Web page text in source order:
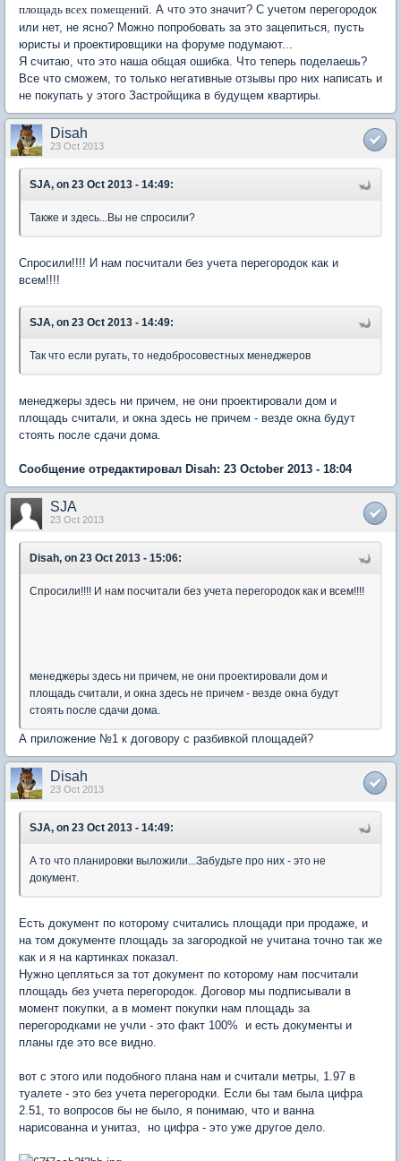
площадь всех помещений. А что это значит? С учетом перегородок
или нет, не ясно? Можно попробовать за это зацепиться, пусть
юристы и проектировщики на форуме подумают...
Я считаю, что это наша общая ошибка. Что теперь поделаешь?
Все что сможем, то только негативные отзывы про них написать и
не покупать у этого Застройщика в будущем квартиры.
Disah
23 Oct 2013
SJA, on 23 Oct 2013 - 14:49:
Также и здесь...Вы не спросили?
Спросили!!!! И нам посчитали без учета перегородок как и
всем!!!!
SJA, on 23 Oct 2013 - 14:49:
Так что если ругать, то недобросовестных менеджеров
менеджеры здесь ни причем, не они проектировали дом и
площадь считали, и окна здесь не причем - везде окна будут
стоять после сдачи дома.
Сообщение отредактировал Disah: 23 October 2013 - 18:04
SJA
23 Oct 2013
Disah, on 23 Oct 2013 - 15:06:
Спросили!!!! И нам посчитали без учета перегородок как и всем!!!!
менеджеры здесь ни причем, не они проектировали дом и
площадь считали, и окна здесь не причем - везде окна будут
стоять после сдачи дома.
А приложение №1 к договору с разбивкой площадей?
Disah
23 Oct 2013
SJA, on 23 Oct 2013 - 14:49:
А то что планировки выложили...Забудьте про них - это не
документ.
Есть документ по которому считались площади при продаже, и
на том документе площадь за загородкой не учитана точно так же
как и я на картинках показал.
Нужно цепляться за тот документ по которому нам посчитали
площадь без учета перегородок. Договор мы подписывали в
момент покупки, а в момент покупки нам площадь за
перегородками не учли - это факт 100% и есть документы и
планы где это все видно.
вот с этого или подобного плана нам и считали метры, 1.97 в
туалете - это без учета перегородки. Если бы там была цифра
2.51, то вопросов бы не было, я понимаю, что и ванна
нарисованна и унитаз, но цифра - это уже другое дело.